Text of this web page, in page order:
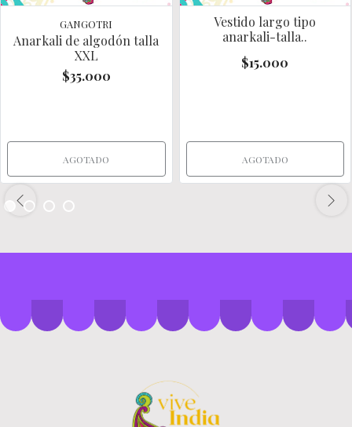
GANGOTRI
Anarkali de algodón talla
XXL
$35.000
AGOTADO
Vestido largo tipo
anarkali-talla..
$15.000
AGOTADO